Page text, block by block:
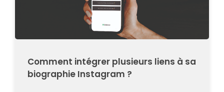
Comment intégrer plusieurs liens à sa
biographie Instagram ?